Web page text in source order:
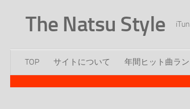
The Natsu Style
TOP サイトについて 年間ヒット曲ラ